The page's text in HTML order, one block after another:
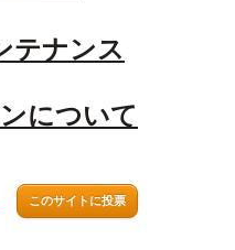
テナンス
について
このサイトに投票